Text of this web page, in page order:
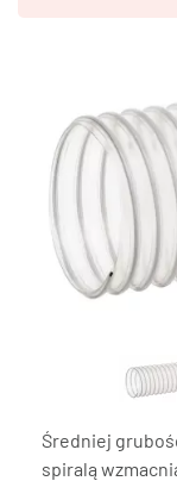
Średniej
spiralą